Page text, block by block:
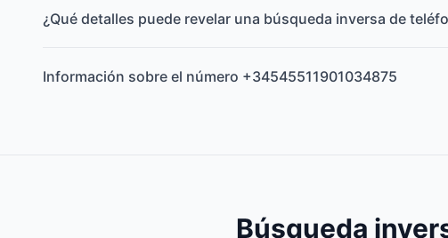
¿Qué detalles puede revelar una búsqueda inversa de
Información sobre el número +34545511901034875
Búsqueda